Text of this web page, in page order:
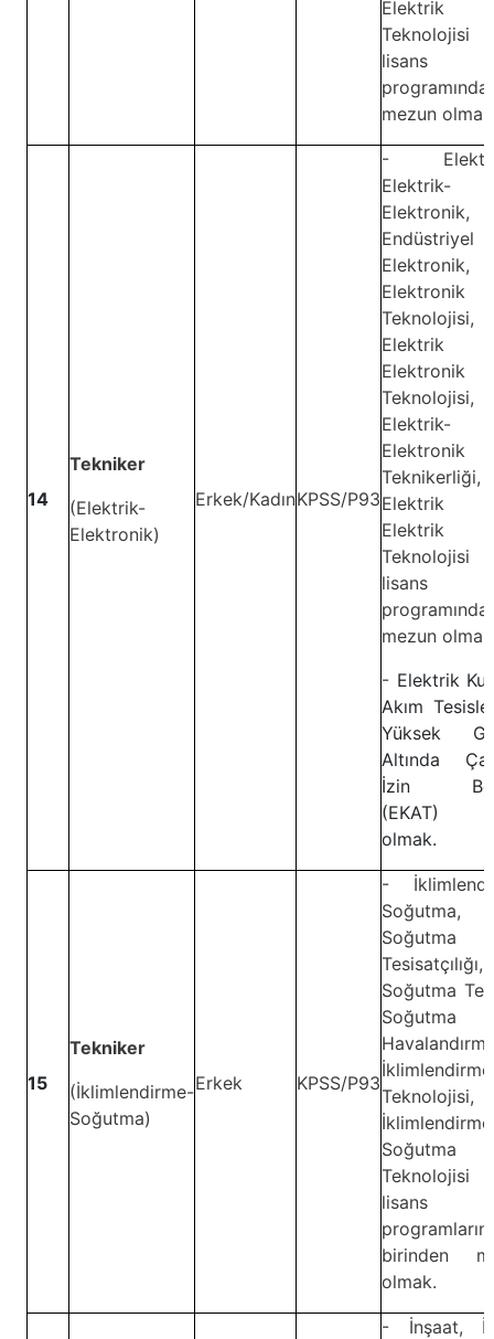
Elektrik
lisans
mezun
14
Tekniker
(Elektrik-
Elektronik)
Erkek/KadınKPSS/P93
-
Elektrik-
Elektronik,
Endüstriyel
Elektronik,
Elektronik
Teknolojisi,
Elektrik
Elektronik
Teknolojisi,
Elektrik-
Elektronik
Teknikerliği,
Elektrik
Elektrik
lisans
mezun
- Elektrik
Akım
Yüksek
Altında
İzin
(EKAT)
olmak.
15
Tekniker
(İklimlendirme-
Soğutma)
Erkek KPSS/P93
-
Soğutma,
Soğutma
Tesisatçılığı,
Soğutma
İklimlendirme
Teknolojisi,
Soğutma
lisans
birinden
olmak.
- İnşaat,